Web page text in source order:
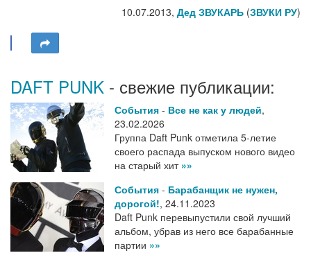
10.07.2013, Дед ЗВУКАРЬ (ЗВУКИ РУ)
DAFT PUNK - свежие публикации:
События - Все не как у людей,
23.02.2026
Группа Daft Punk отметила 5-летие
своего распада выпуском нового видео
на старый хит »»
События - Барабанщик не нужен,
дорогой!, 24.11.2023
Daft Punk перевыпустили свой лучший
альбом, убрав из него все барабанные
партии »»